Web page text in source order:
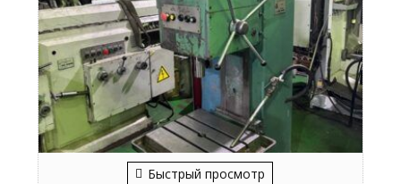
Быстрый просмотр